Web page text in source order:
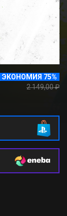
ЭКОНОМИЯ 75%
2 149,00 ₽